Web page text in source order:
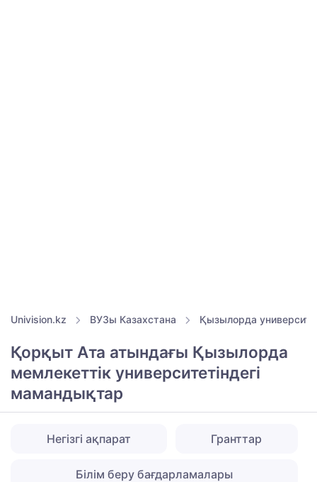
Univision.kz ВУЗы Казахстана Қызылорда
Қорқыт Ата атындағы Қызылорда
мемлекеттік университетіндегі
мамандықтар
Негізгі ақпарат Гранттар
Білім беру бағдарламалары